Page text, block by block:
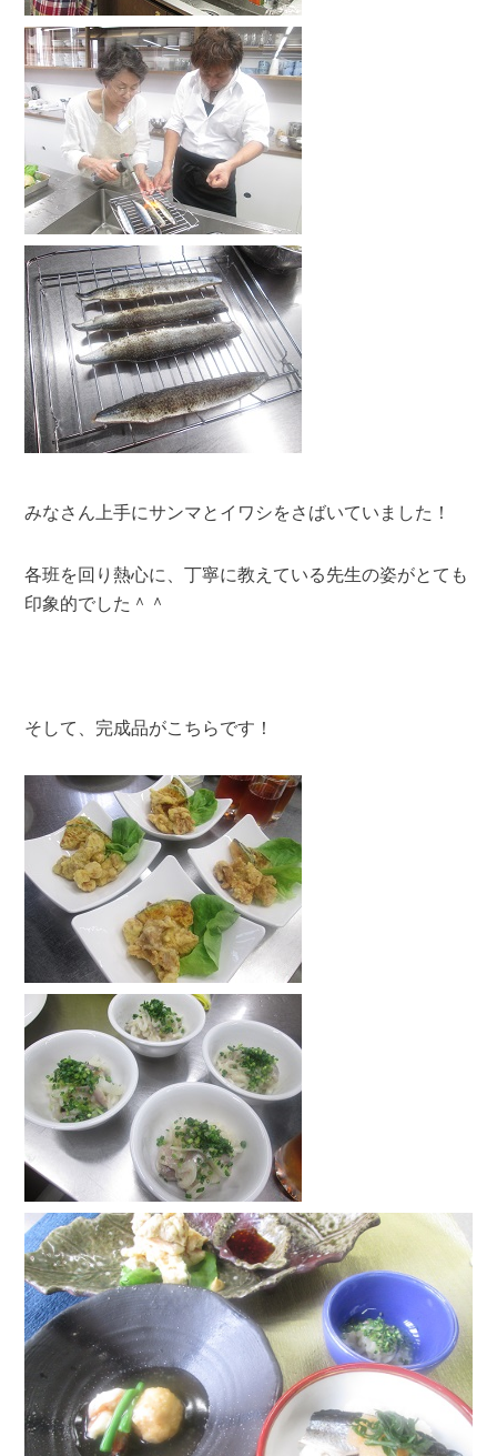
みなさん上手にサンマとイワシをさばいていました！
各班を回り熱心に、丁寧に教えている先生の姿がとても
印象的でした＾＾
そして、完成品がこちらです！